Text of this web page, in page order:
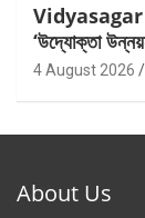
Vidyasagar
‘উদ্যোক্তা
4 August 2026
About Us